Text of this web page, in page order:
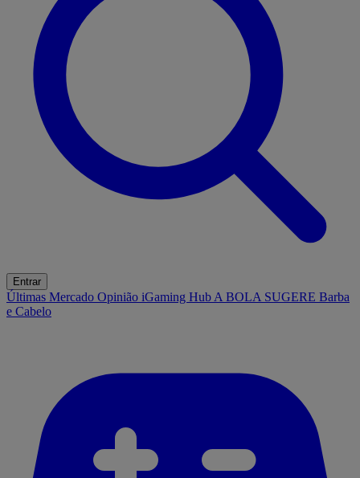
Entrar
Últimas Mercado Opinião iGaming Hub A BOLA SUGERE Barba
e Cabelo